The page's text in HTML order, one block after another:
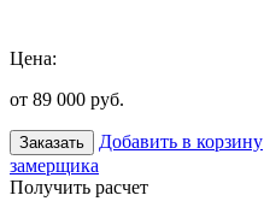
Цена:
от 89 000 руб.
Заказать Добавить в корзину
замерщика
Получить расчет